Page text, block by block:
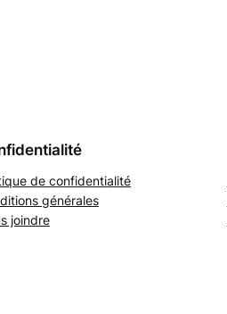
de confidentialité
générales
joindre